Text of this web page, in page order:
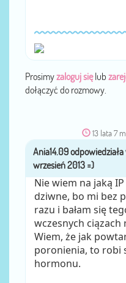
Prosimyzaloguj sięlub
dołączyć do rozmowy.
13 lata 7
przez
Nie wiem na jaką IP
dziwne, bo mi bez
razu i bałam się
wczesnych
Wiem, że jak
poronienia, to robi
hormonu.